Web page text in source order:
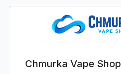
Chmurka Vape Shop